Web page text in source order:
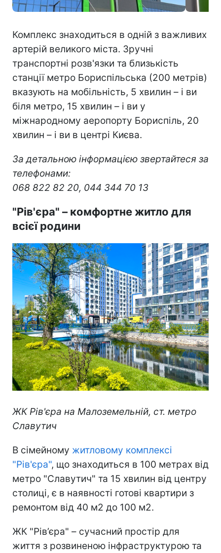
Комплекс знаходиться в одній з важливих
артерій великого міста. Зручні
транспортні розв'язки та близькість
станції метро Бориспільська (200 метрів)
вказують на мобільність, 5 хвилин – і ви
біля метро, 15 хвилин – і ви у
міжнародному аеропорту Бориспіль, 20
хвилин – і ви в центрі Києва.
За детальною інформацією звертайтеся за
телефонами:
068 822 82 20, 044 344 70 13
"Рів'єра" – комфортне житло для
всієї родини
ЖК Рів'єра на Малоземельній, ст. метро
Славутич
В сімейному житловому комплексі
"Рів'єра", що знаходиться в 100 метрах від
метро "Славутич" та 15 хвилин від центру
столиці, є в наявності готові квартири з
ремонтом від 40 м2 до 100 м2.
ЖК "Рів’єра" – сучасний простір для
життя з розвиненою інфраструктурою та